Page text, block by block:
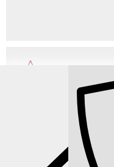
ОТЗЫВЫ КЛИЕНТОВ